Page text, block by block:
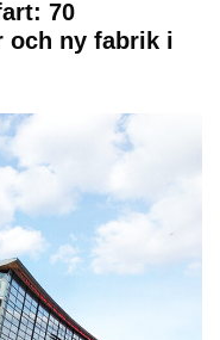
70
och ny fabrik i